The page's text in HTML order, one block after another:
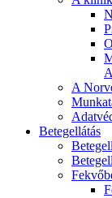
A
Betegellátás